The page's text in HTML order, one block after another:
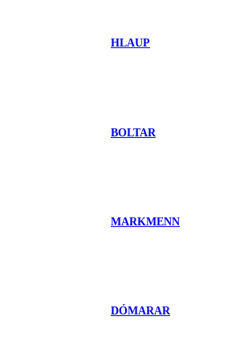
HLAUP
BOLTAR
MARKMENN
DÓMARAR